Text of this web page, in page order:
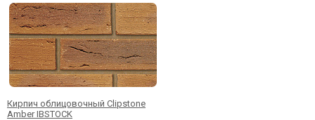
Кирпич облицовочный Clipstone
Amber IBSTOCK